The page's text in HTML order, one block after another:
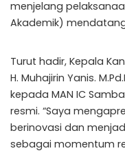
menjelang
Akademik)
Turut hadir, Kepala
H. Muhajirin Yanis.
kepada MAN IC
resmi. “Saya
berinovasi dan
sebagai momentum